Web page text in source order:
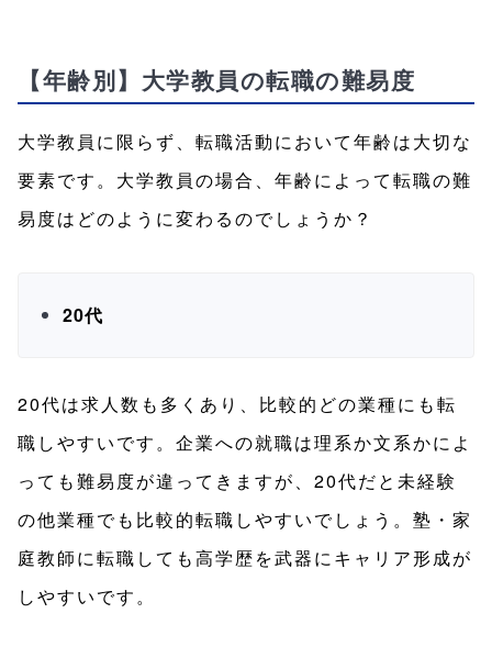
【年齢別】大学教員の転職の難易度
大学教員に限らず、転職活動において年齢は大切な
要素です。大学教員の場合、年齢によって転職の難
易度はどのように変わるのでしょうか？
20代
20代は求人数も多くあり、比較的どの業種にも転
職しやすいです。企業への就職は理系か文系かによ
っても難易度が違ってきますが、20代だと未経験
の他業種でも比較的転職しやすいでしょう。塾・家
庭教師に転職しても高学歴を武器にキャリア形成が
しやすいです。